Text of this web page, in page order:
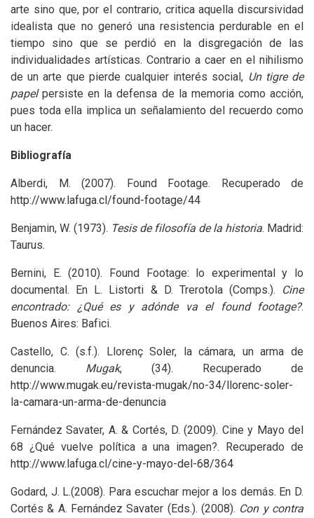
arte sino que, por el contrario, critica aquella discursividad
idealista que no generó una resistencia perdurable en el
tiempo sino que se perdió en la disgregación de las
individualidades artísticas. Contrario a caer en el nihilismo
de un arte que pierde cualquier interés social, Un tigre de
papelpersiste en la defensa de la memoria como acción,
pues toda ella implica un señalamiento del recuerdo como
un hacer.
Bibliografía
Alberdi, M. (2007). Found Footage. Recuperado de
http://www.lafuga.cl/found-footage/44
Benjamin, W. (1973). Tesis de filosofía de la historia. Madrid:
Taurus.
Bernini, E. (2010). Found Footage: lo experimental y lo
documental. En L. Listorti &D. Trerotola (Comps.).
Cine
encontrado: ¿Qué es y adónde va el found footage?.
Buenos Aires: Bafici.
Castello, C. (s.f.). Llorenç Soler, la cámara, un arma de
denuncia. Mugak, (34). Recuperado de
http://www.mugak.eu/revista-mugak/no-34/llorenc-soler-
la-camara-un-arma-de-denuncia
Fernández Savater, A.& Cortés, D. (2009). Cine y Mayo del
68 ¿Qué vuelve política a una imagen?. Recuperado de
http://www.lafuga.cl/cine-y-mayo-del-68/364
Godard, J. L.(2008). Para escuchar mejor a los demás. En D.
Cortés& A. Fernández Savater (Eds.). (2008). Con y contra